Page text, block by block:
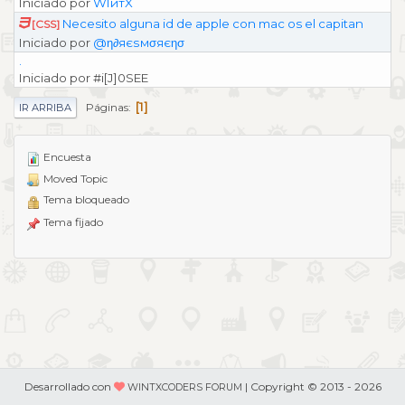
[CSS] Necesito alguna id de apple con mac os el capitan
Iniciado por @η∂яєѕмσяєησ
Iniciado por #i[J]0SEE
IR ARRIBA Páginas 1
Encuesta
Moved Topic
Tema bloqueado
Tema fijado
Desarrollado con WINTXCODERS FORUM | Copyright © 2013 - 2026